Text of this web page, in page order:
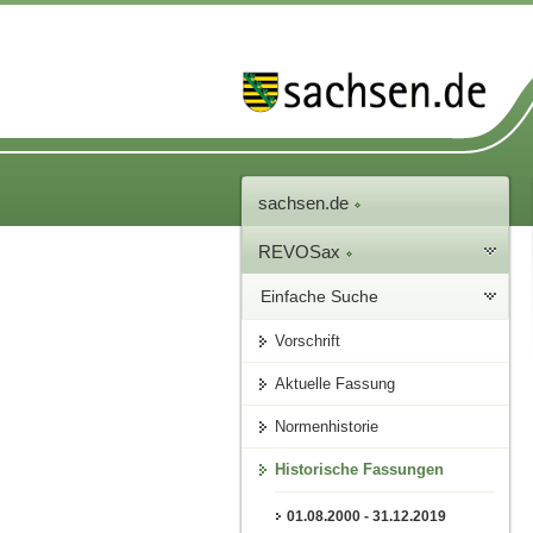
sachsen.de
REVOSax
Einfache Suche
Vorschrift
Aktuelle Fassung
Normenhistorie
Historische Fassungen
01.08.2000 - 31.12.2019